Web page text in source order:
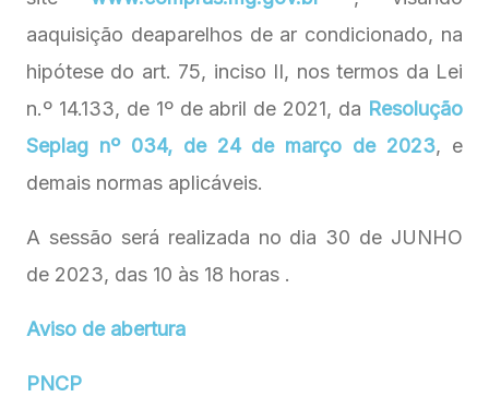
aaquisição deaparelhos de ar condicionado, na
hipótese do art. 75, inciso II, nos termos da Lei
n.º 14.133, de 1º de abril de 2021, da Resolução
Seplag nº 034, de 24 de março de 2023, e
demais normas aplicáveis.
A sessão será realizada no dia 30 de JUNHO
de 2023, das 10 às 18 horas .
Aviso de abertura
PNCP